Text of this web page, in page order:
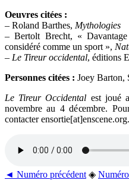
Oeuvres citées :
– Roland Barthes, Mythologies
– Bertolt Brecht, «
considéré comme un sport »,
– Le Tireur occidental, éditions
Personnes citées : Joey Barton,
Le Tireur Occidental est joué
novembre au 4 décembre.
contacter ensortie[at]enscene.org.
◄ Numéro précédent ◈